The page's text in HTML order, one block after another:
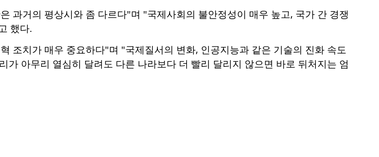
과거의 평상시와 좀 다르다"며 "국제사회의 불안정성이 매우 높고, 국가 간 경쟁
했다.
조치가 매우 중요하다"며 "국제질서의 변화, 인공지능과 같은 기술의 진화 속도
가 아무리 열심히 달려도 다른 나라보다 더 빨리 달리지 않으면 바로 뒤처지는 엄